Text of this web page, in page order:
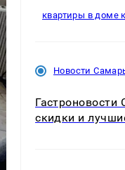
квартиры в доме
Новости
скидки и